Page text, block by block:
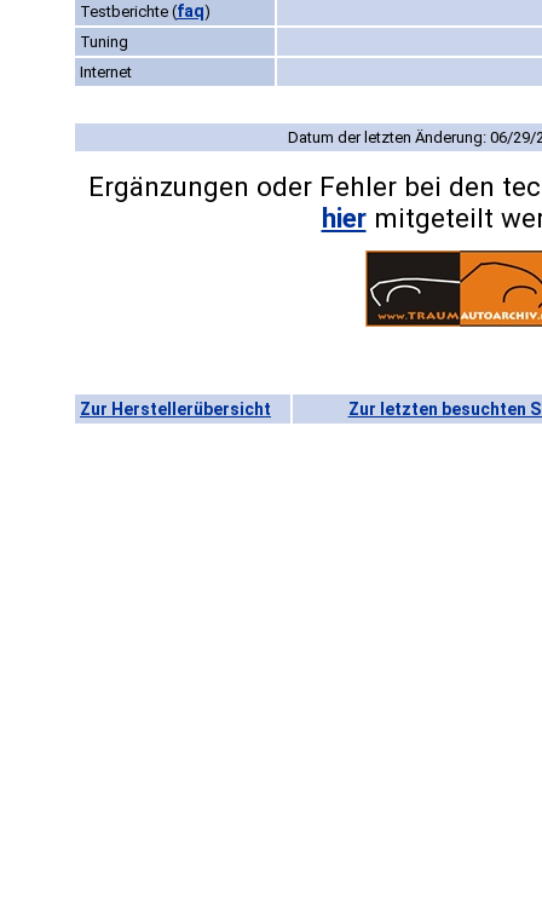
Testberichte (faq)
Tuning
Internet
Datum der letzten Änderung: 06/29/
Ergänzungen oder Fehler bei den
hiermitgeteilt
Zur Herstellerübersicht Zur letzten besuchten